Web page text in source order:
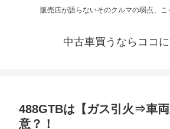
販売店が語らないそのクルマの弱点、こ
中古車買うならココに
488GTBは【ガス引火⇒車
意？！